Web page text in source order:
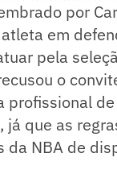
por
em
pela
o
profissional
já que as
da NBA de